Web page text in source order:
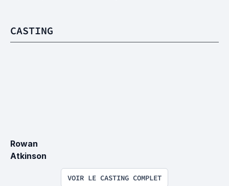
CASTING
Rowan
Atkinson
VOIR LE CASTING COMPLET